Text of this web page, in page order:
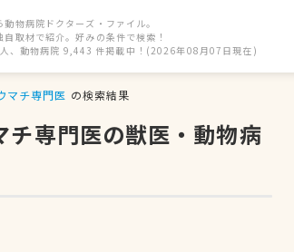
物病院ドクターズ・ファイル。
取材で紹介。好みの条件で検索！
、動物病院 9,443 件掲載中！(2026年08月07日現在)
マチ専門医 の検索結果
専門医の獣医・動物病